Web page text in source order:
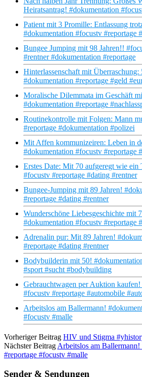
Heiratsantrag! #dokumentation
Patient mit 3 Promille: Entlassung
#dokumentation #focustv #reportage
Bungee Jumping mit 98 Jahren!!
#rentner #dokumentation #reportage
Hinterlassenschaft mit
#dokumentation #reportage #geld
Moralische Dilemmata im Geschäft
#dokumentation #reportage
Routinekontrolle mit Folgen: Mann
#reportage #dokumentation #polizei
Mit Affen kommunizeiren: Leben in
#dokumentation #focustv #reportage
Erstes Date: Mit 70 aufgeregt wie ein
#focustv #reportage #dating #rentner
Bungee-Jumping mit 89 Jahren!
#reportage #dating #rentner
Wunderschöne Liebesgeschichte mit
#dokumentation #focustv #reportage
Adrenalin pur: Mit 89 Jahren!
#reportage #dating #rentner
Bodybuilderin mit 50!
#sport #sucht #bodybuilding
Gebrauchtwagen per Auktion
#focustv #reportage #automobile
Arbeitslos am Ballermann!
#focustv #malle
Vorheriger Beitrag HIV und Stigma
Nächster Beitrag Arbeitslos am
#reportage #focustv #malle
Sender & Sendungen